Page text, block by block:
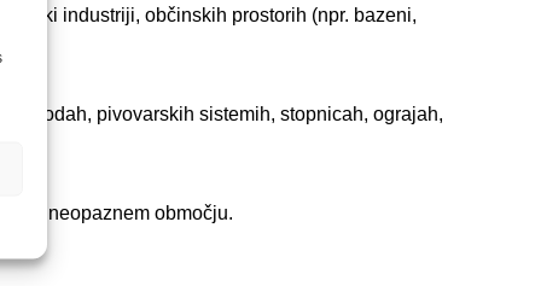
industriji, občinskih prostorih (npr. bazeni,
pivovarskih sistemih, stopnicah, ograjah,
na neopaznem območju.